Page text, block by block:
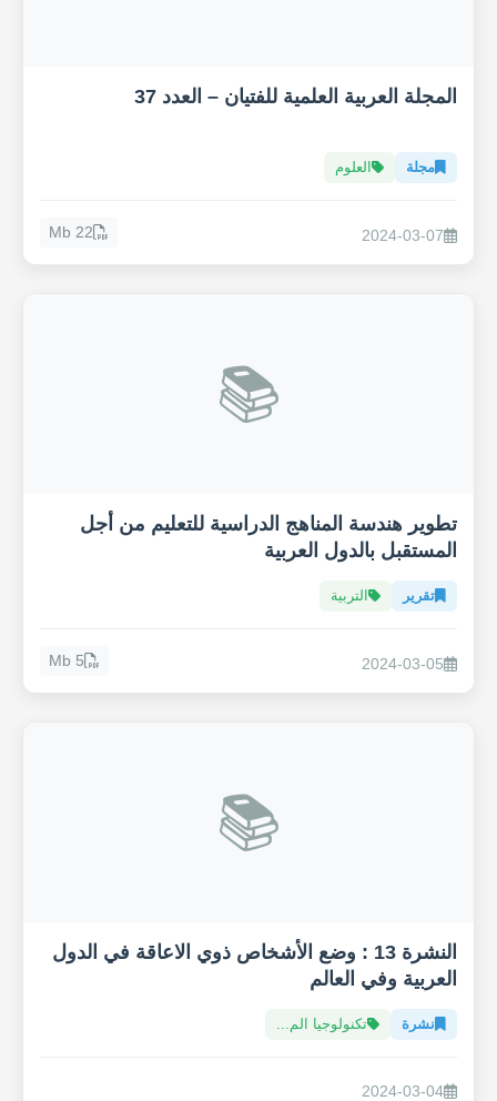
المجلة العربية العلمية للفتيان – العدد 37
مجلة العلوم
2024-03-07
22 Mb
📚
تطوير هندسة المناهج الدراسية للتعليم من أجل
المستقبل بالدول العربية
تقرير التربية
2024-03-05
5 Mb
📚
النشرة 13 : وضع الأشخاص ذوي الاعاقة في الدول
العربية وفي العالم
نشرة تكنولوجيا الم...
2024-03-04